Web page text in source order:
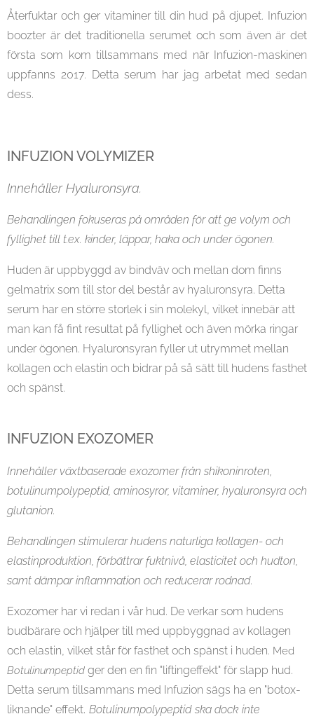
Återfuktar och ger vitaminer till din hud på djupet. Infuzion
boozter är det traditionella serumet och som även är det
första som kom tillsammans med när Infuzion-maskinen
uppfanns 2017. Detta serum har jag arbetat med sedan
dess.
INFUZION VOLYMIZER
Innehåller Hyaluronsyra.
Behandlingen fokuseras på områden för att ge volym och
fyllighet till t.ex. kinder, läppar, haka och under ögonen.
Huden är uppbyggd av bindväv och mellan dom finns
gelmatrix som till stor del består av hyaluronsyra. Detta
serum har en större storlek i sin molekyl, vilket innebär att
man kan få fint resultat på fyllighet och även mörka ringar
under ögonen. Hyaluronsyran fyller ut utrymmet mellan
kollagen och elastin och bidrar på så sätt till hudens fasthet
och spänst.
INFUZION EXOZOMER
Innehåller växtbaserade exozomer från shikoninroten,
botulinumpolypeptid, aminosyror, vitaminer, hyaluronsyra och
glutanion.
Behandlingen stimulerar hudens naturliga kollagen- och
elastinproduktion, förbättrar fuktnivå, elasticitet och hudton,
samt dämpar inflammation och reducerar rodnad.
Exozomer har vi redan i vår hud. De verkar som hudens
budbärare och hjälper till med uppbyggnad av kollagen
och elastin, vilket står för fasthet och spänst i huden. Med
Botulinumpeptid ger den en fin "liftingeffekt" för slapp hud.
Detta serum tillsammans med Infuzion sägs ha en "botox-
liknande" effekt. Botulinumpolypeptid ska dock inte